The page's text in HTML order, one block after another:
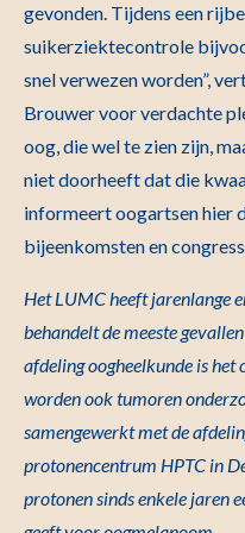
gevonden. Tijdens een
suikerziektecontrole
snel verwezen worden”,
Brouwer voor verdachte
oog, die wel te zien zijn,
niet doorheeft dat die
informeert oogartsen hier
bijeenkomsten en
Het LUMC heeft jarenlange
behandelt de meeste
afdeling oogheelkunde is
worden ook tumoren
samengewerkt met de
protonencentrum HPTC in
protonen sinds enkele jaren